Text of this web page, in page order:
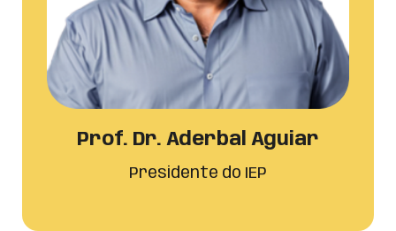
Prof. Dr. Aderbal Aguiar
Presidente do IEP